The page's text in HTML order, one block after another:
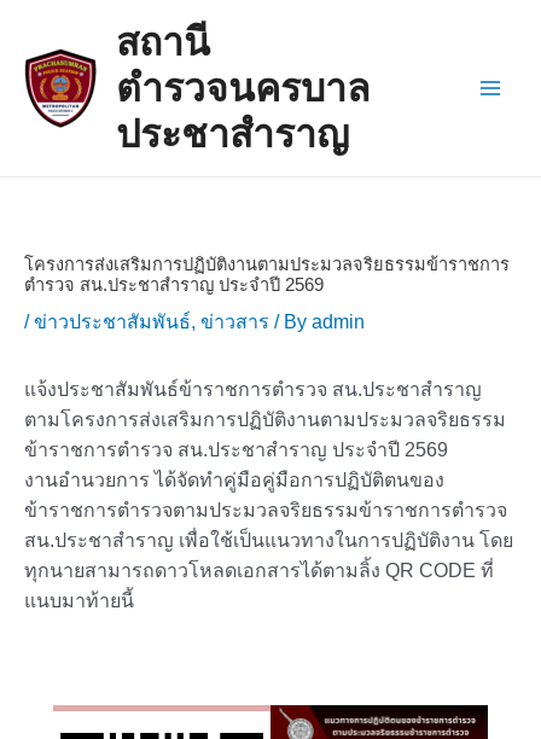
content
สถานี
ตำรวจนครบาล
ประชาสำราญ
โครงการส่งเสริมการปฏิบัติงานตามประมวลจริยธรรมข้าราชการ
ตำรวจ สน.ประชาสำราญ ประจำปี 2569
/ข่าวประชาสัมพันธ์, ข่าวสาร / By admin
แจ้งประชาสัมพันธ์ข้าราชการตำรวจ สน.ประชาสำราญ
ตามโครงการส่งเสริมการปฏิบัติงานตามประมวลจริยธรรม
ข้าราชการตำรวจ สน.ประชาสำราญ ประจำปี 2569
งานอำนวยการ ได้จัดทำคู่มือคู่มือการปฏิบัติตนของ
ข้าราชการตำรวจตามประมวลจริยธรรมข้าราชการตำรวจ
สน.ประชาสำราญ เพื่อใช้เป็นแนวทางในการปฏิบัติงาน โดย
ทุกนายสามารถดาวโหลดเอกสารได้ตามลิ้ง QR CODE ที่
แนบมาท้ายนี้
navigation